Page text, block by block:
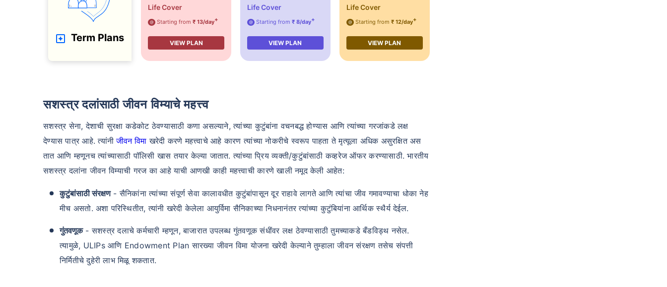
Term Plans
Life Cover
@ Starting from ₹ 13/day+
VIEW PLAN
Life Cover
@ Starting from ₹ 8/day+
VIEW PLAN
Life Cover
@ Starting from ₹ 12/day+
VIEW PLAN
सशस्त्र दलांसाठी जीवन विम्याचे महत्त्व
सशस्त्र सेना, देशाची सुरक्षा कडेकोट ठेवण्यासाठी कणा असल्याने, त्यांच्या कुटुंबांना वचनबद्ध होण्यास आणि त्यांच्या गरजांकडे लक्ष
देण्यास पात्र आहे. त्यांनीजीवन विमा खरेदी करणे महत्त्वाचे आहे कारण त्यांच्या नोकरीचे स्वरूप पाहता ते मृत्यूला अधिक असुरक्षित अस
तात आणि म्हणूनच त्यांच्यासाठी पॉलिसी खास तयार केल्या जातात. त्यांच्या प्रिय व्यक्ती/कुटुंबांसाठी कव्हरेज ऑफर करण्यासाठी. भारतीय
सशस्त्र दलांना जीवन विम्याची गरज का आहे याची आणखी काही महत्त्वाची कारणे खाली नमूद केली आहेत:
कुटुंबांसाठी संरक्षण- सैनिकांना त्यांच्या संपूर्ण सेवा कालावधीत कुटुंबांपासून दूर राहावे लागते आणि त्यांचा जीव गमावण्याचा धोका नेह
मीच असतो. अशा परिस्थितीत, त्यांनी खरेदी केलेला आयुर्विमा सैनिकाच्या निधनानंतर त्यांच्या कुटुंबियांना आर्थिक स्थैर्य देईल.
गुंतवणूक- सशस्त्र दलाचे कर्मचारी म्हणून, बाजारात उपलब्ध गुंतवणूक संधींवर लक्ष ठेवण्यासाठी तुमच्याकडे बँडविड्थ नसेल.
त्यामुळे, ULIPs आणि Endowment Plan सारख्या जीवन विमा योजना खरेदी केल्याने तुम्हाला जीवन संरक्षण तसेच संपत्ती
निर्मितीचे दुहेरी लाभ मिळू शकतात.